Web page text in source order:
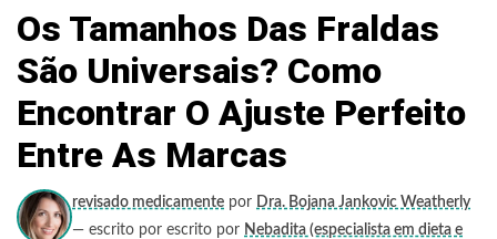
Os Tamanhos Das Fraldas
São Universais? Como
Encontrar O Ajuste Perfeito
Entre As Marcas
revisado medicamente por Dra. Bojana Jankovic Weatherly
— escrito por escrito por Nebadita (especialista em dieta e